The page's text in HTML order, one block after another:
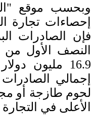
وبحسب موقع
إحصاءات تجارة
فإن الصادرات
النصف الأول من
16.9 مليو
لحوم طازجة أو
الأعلى في